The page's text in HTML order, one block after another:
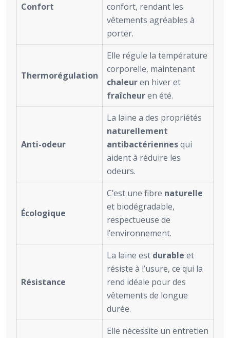
Confort
confort, rendant les
vêtements agréables à
porter.
Thermorégulation
Elle régule la température
corporelle, maintenant
chaleuren hiver et
fraîcheuren été.
Anti-odeur
La laine a des propriétés
naturellement
antibactériennesqui
aident à réduire les
odeurs.
Écologique
C’est une fibre naturelle
et biodégradable,
respectueuse de
l’environnement.
Résistance
La laine est durable et
résiste à l’usure, ce qui la
rend idéale pour des
vêtements de longue
durée.
Elle nécessite un entretien